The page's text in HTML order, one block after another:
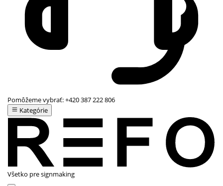
Pomôžeme vybrať:+420 387 222 806
Kategórie
Všetko pre signmaking